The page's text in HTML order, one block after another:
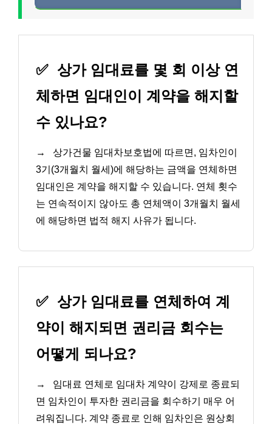
✅ 상가 임대료를 몇 회 이상 연
체하면 임대인이 계약을 해지할
수 있나요?
→
상가건물 임대차보호법에 따르면, 임차인이
3기(3개월치 월세)에 해당하는 금액을 연체하면
임대인은 계약을 해지할 수 있습니다. 연체 횟수
는 연속적이지 않아도 총 연체액이 3개월치 월세
에 해당하면 법적 해지 사유가 됩니다.
✅ 상가 임대료를 연체하여 계
약이 해지되면 권리금 회수는
어떻게 되나요?
→
임대료 연체로 임대차 계약이 강제로 종료되
면 임차인이 투자한 권리금을 회수하기 매우 어
려워집니다. 계약 종료로 인해 임차인은 원상회